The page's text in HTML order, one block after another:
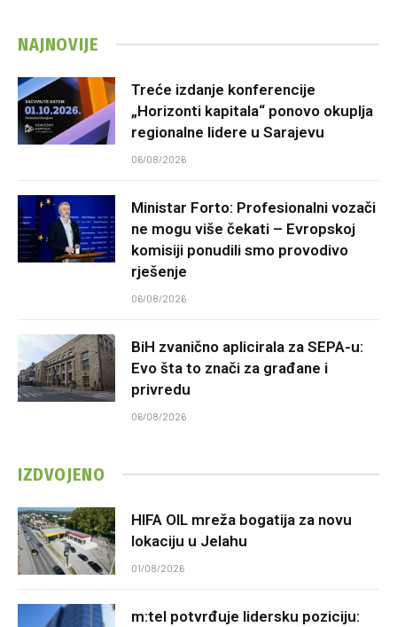
NAJNOVIJE
Treće izdanje konferencije
„Horizonti kapitala“ ponovo okuplja
regionalne lidere u Sarajevu
06/08/2026
Ministar Forto: Profesionalni vozači
ne mogu više čekati – Evropskoj
komisiji ponudili smo provodivo
rješenje
06/08/2026
BiH zvanično aplicirala za SEPA-u:
Evo šta to znači za građane i
privredu
06/08/2026
IZDVOJENO
HIFA OIL mreža bogatija za novu
lokaciju u Jelahu
01/08/2026
m:tel potvrđuje lidersku poziciju: